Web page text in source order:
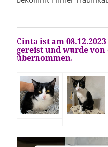
Cinta ist am
gereist und wurde von
übernommen.